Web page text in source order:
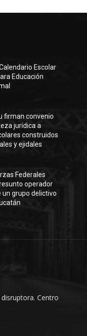
Escolar
Educación
firman convenio
jurídica a
construidos
y ejidales
Federales
operador
un grupo delictivo
Centro